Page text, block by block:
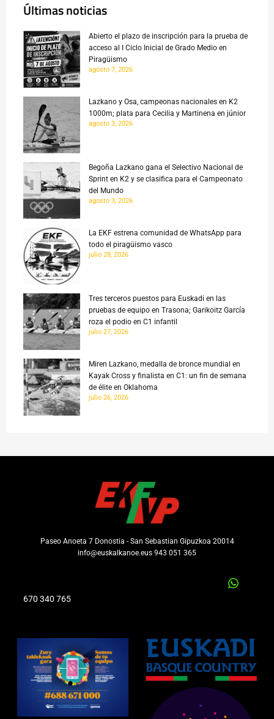
Últimas noticias
Abierto el plazo de inscripción para la prueba de
acceso al I Ciclo Inicial de Grado Medio en
Piragüismo
agosto 7, 2026
Lazkano y Osa, campeonas nacionales en K2
1000m; plata para Cecilia y Martinena en júnior
agosto 3, 2026
Begoña Lazkano gana el Selectivo Nacional de
Sprint en K2 y se clasifica para el Campeonato
del Mundo
agosto 3, 2026
La EKF estrena comunidad de WhatsApp para
todo el piragüismo vasco
julio 28, 2026
Tres terceros puestos para Euskadi en las
pruebas de equipo en Trasona; Garikoitz García
roza el podio en C1 infantil
julio 27, 2026
Miren Lazkano, medalla de bronce mundial en
Kayak Cross y finalista en C1: un fin de semana
de élite en Oklahoma
julio 26, 2026
Paseo Anoeta 7 Donostia - San Sebastian Gipuzkoa 20014
info@euskalkanoe.eus 943 051 365
670 340 765